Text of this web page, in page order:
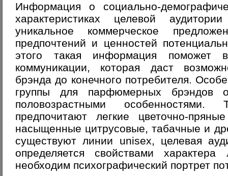
Информация о социально-
характеристиках целевой
уникальное коммерческое
предпочтений и ценностей
этого такая информация поможет
коммуникации, которая даст
брэнда до конечного потребителя.
группы для парфюмерных брэндов
половозрастными
предпочитают легкие цветочно-
насыщенные цитрусовые, табачные и
существуют линии unisex, целевая
определяется свойствами
необходим психографический портрет